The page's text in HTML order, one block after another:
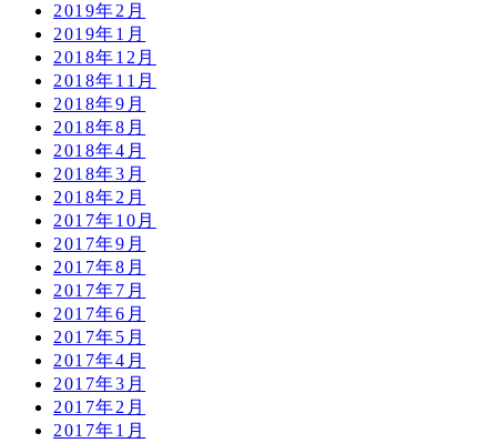
2019年2月
2019年1月
2018年12月
2018年11月
2018年9月
2018年8月
2018年4月
2018年3月
2018年2月
2017年10月
2017年9月
2017年8月
2017年7月
2017年6月
2017年5月
2017年4月
2017年3月
2017年2月
2017年1月